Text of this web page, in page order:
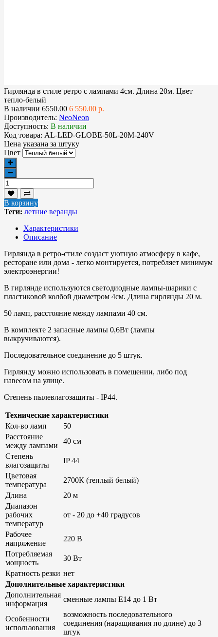
Гирлянда в стиле ретро с лампами 4см. Длина 20м. Цвет
тепло-белый
В наличии 6550.00 6 550.00 р.
Производитель: NeoNeon
Доступность: В наличии
Код товара: AL-LED-GLOBE-50L-20M-240V
Цена указана за штуку
Цвет
В корзину
Теги: летние веранды
Характеристики
Описание
Гирлянда в ретро-стиле создаст уютную атмосферу в кафе,
ресторане или дома - легко монтируется, потребляет минимум
электроэнергии!
В гирлянде используются светодиодные лампы-шарики с
пластиковой колбой диаметром 4см. Длина гирлянды 20 м.
50 ламп, расстояние между лампами 40 см.
В комплекте 2 запасные лампы 0,6Вт (лампы
выкручиваются).
Последовательное соединение до 5 штук.
Гирлянду можно использовать в помещении, либо под
навесом на улице.
Степень пылевлагозащиты - IP44.
Технические характеристики
Кол-во ламп
50
Расстояние
между лампами
40 см
Степень
влагозащиты
IP 44
Цветовая
температура
2700К (теплый белый)
Длина
20 м
Диапазон
рабочих
температур
от - 20 до +40 градусов
Рабочее
напряжение
220 В
Потребляемая
мощность
30 Вт
Кратность резки нет
Дополнительные характеристики
Дополнительная
информация
сменные лампы Е14 до 1 Вт
Особенности
использования
возможность последовательного
соединения (наращивания по длине) до 3
штук